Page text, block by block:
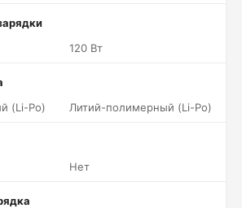
120 Вт
(Li-Po)
Литий-полимерный (Li-Po)
Нет